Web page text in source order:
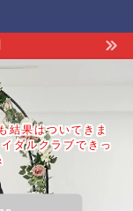
結果はついてきま
ダルクラブできっ